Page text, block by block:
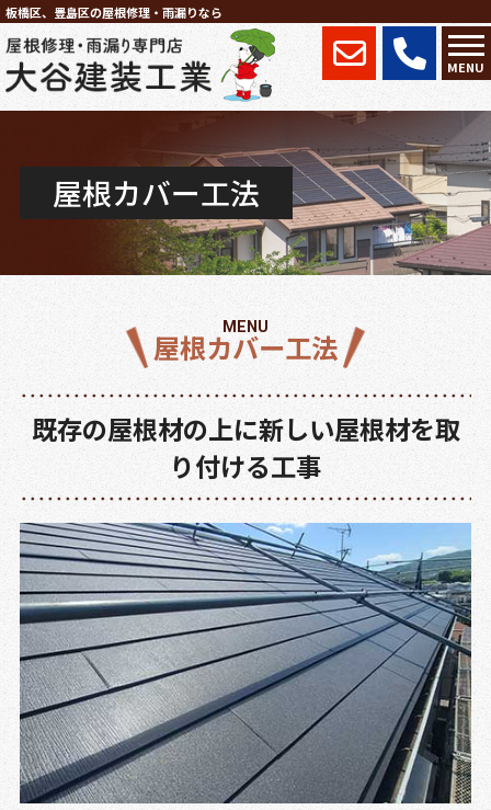
MENU
板橋区、豊島区の屋根修理・雨漏りなら
屋根カバー工法
屋根カバー工法
MENU
既存の屋根材の上に新しい屋根材を取
り付ける工事